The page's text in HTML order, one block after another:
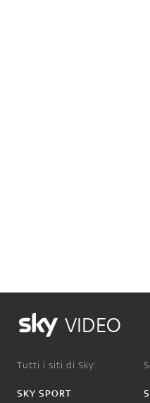
VIDEO
Tutti i siti di Sky:
SKY SPORT